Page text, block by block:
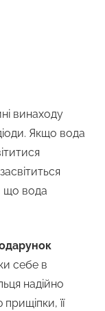
винаходу
Якщо вода
що вода
себе в
надійно
її